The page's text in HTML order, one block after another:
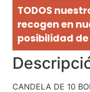
TODOS
recogen en
posibilidad
CANDELA DE 10